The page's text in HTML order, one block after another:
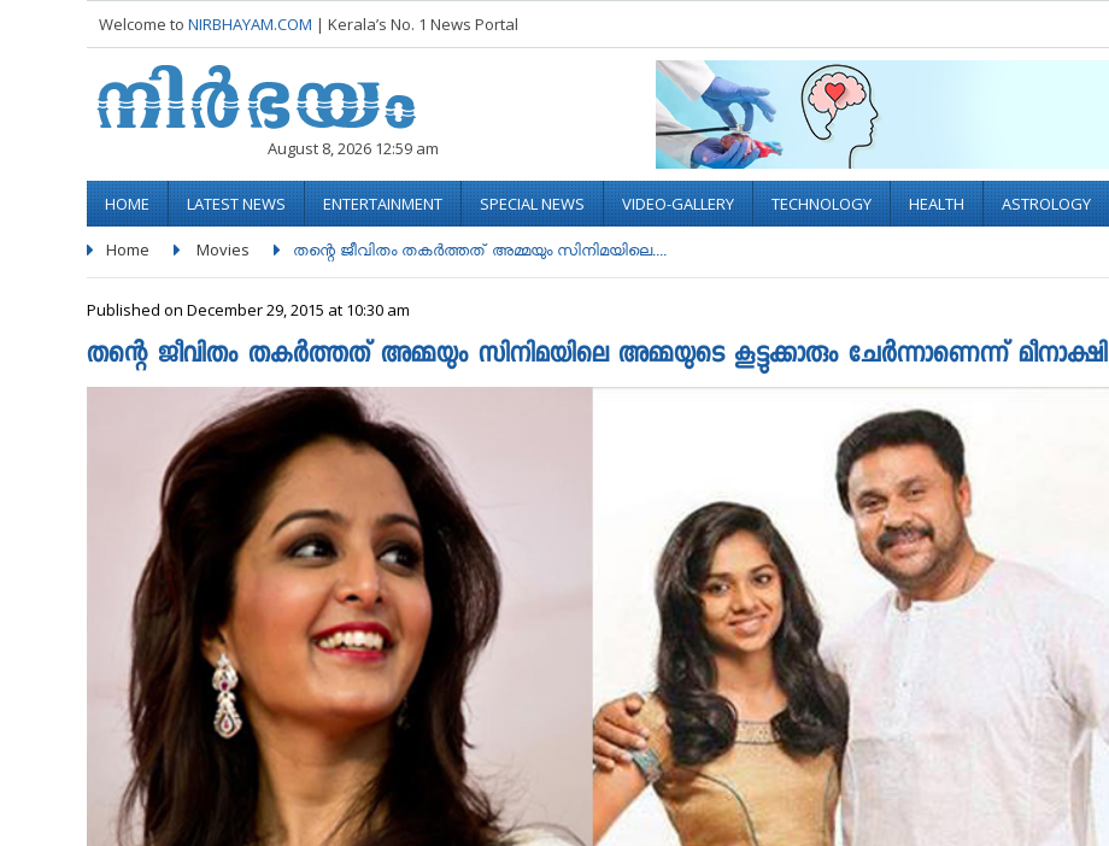
Welcome to NIRBHAYAM.COM | Kerala’s No. 1 News Portal
August 8, 2026 12:59 am
HOME LATEST NEWS ENTERTAINMENT SPECIAL NEWS VIDEO-GALLERY TECHNOLOGY HEALTH ASTROLOGY
Home Movies തന്റെ ജീവിതം തകർത്തത് അമ്മയും സിനിമയിലെ....
Published on December 29, 2015 at 10:30 am
തന്റെ ജീവിതം തകർത്തത് അമ്മയും സിനിമയിലെ അമ്മയുടെ കൂട്ടുക്കാരും ചേർന്നാണെന്ന് മീനാക്ഷി